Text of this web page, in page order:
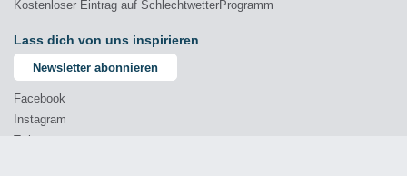
Kostenloser Eintrag auf SchlechtwetterProgramm
Lass dich von uns inspirieren
Newsletter abonnieren
Facebook
Instagram
Twitter